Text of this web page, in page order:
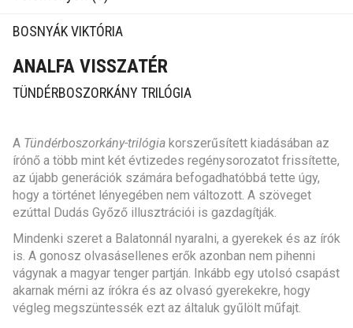
BOSNYÁK VIKTÓRIA
ANALFA VISSZATÉR
TÜNDÉRBOSZORKÁNY TRILÓGIA
írónő a több mint két évtizedes regénysorozatot frissítette,
az újabb generációk számára befogadhatóbbá tette úgy,
hogy a történet lényegében nem változott. A szöveget
ezúttal Dudás Győző illusztrációi is gazdagítják.
is. A gonosz olvasásellenes erők azonban nem pihenni
vágynak a magyar tenger partján. Inkább egy utolsó csapást
akarnak mérni az írókra és az olvasó gyerekekre, hogy
végleg megszüntessék ezt az általuk gyűlölt műfajt.